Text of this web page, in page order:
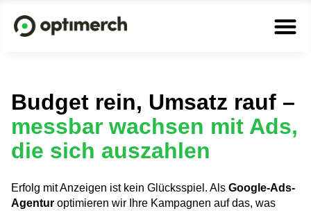
Budget rein, Umsatz rauf –
messbar wachsen mit Ads,
die sich auszahlen
Erfolg mit Anzeigen ist kein Glücksspiel. Als Google-Ads-
Agentur optimieren wir Ihre Kampagnen auf das, was